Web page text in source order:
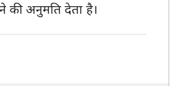
की अनुमति देता है।